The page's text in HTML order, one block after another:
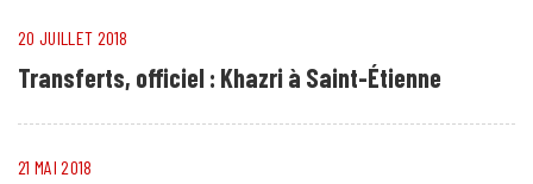
20 JUILLET 2018
Transferts, officiel : Khazri à Saint-Étienne
21 MAI 2018